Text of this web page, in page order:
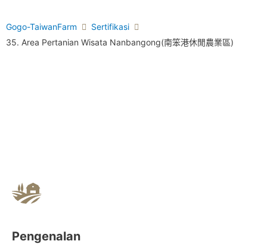
Gogo-TaiwanFarm
Sertifikasi
35. Area Pertanian Wisata Nanbangong(南笨港休閒農業區)
Pengenalan